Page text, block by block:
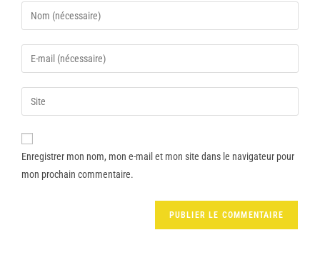
Enregistrer mon nom, mon e-mail et mon site dans le navigateur pour
mon prochain commentaire.